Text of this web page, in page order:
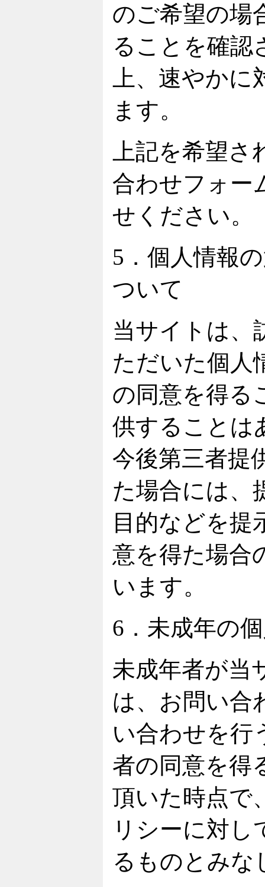
のご希望の場
ることを確認
上、速やか
ます。
上記を希望
合わせフォー
せください。
5．個人情報
ついて
当サイトは、
ただいた個人
の同意を得る
供することは
今後第三者提
た場合には、
目的などを提
意を得た場合
います。
6．未成年の
未成年者が当
は、お問い合
い合わせを行
者の同意を得
頂いた時点で
リシーに対し
るものとみな